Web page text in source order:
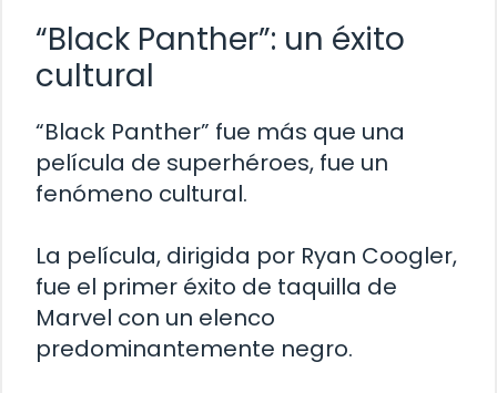
“Black Panther”: un éxito
cultural
“Black Panther” fue más que una
película de superhéroes, fue un
fenómeno cultural.
La película, dirigida por Ryan Coogler,
fue el primer éxito de taquilla de
Marvel con un elenco
predominantemente negro.